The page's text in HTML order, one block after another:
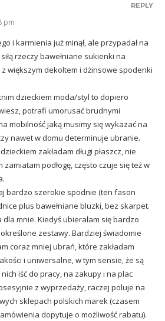
pm
i karmienia już minął, ale przypadał na
rzeczy bawełniane sukienki na
większym dekoltem i dżinsowe spodenki
dzieckiem moda/styl to dopiero
potrafi umorusać brudnymi
mobilność jaką musimy się wykazać na
nawet w domu determinuje ubranie.
zakładam długi płaszcz, nie
podłogę, często czuje się też w
bardzo szerokie spodnie (ten fason
plus bawełniane bluzki, bez skarpet.
mnie. Kiedyś ubierałam się bardzo
zestawy. Bardziej świadomie
coraz mniej ubrań, które zakładam
i uniwersalne, w tym sensie, że są
iść do pracy, na zakupy i na plac
z wyprzedaży, raczej poluje na
sklepach polskich marek (czasem
dopytuje o możliwość rabatu).
REPLY